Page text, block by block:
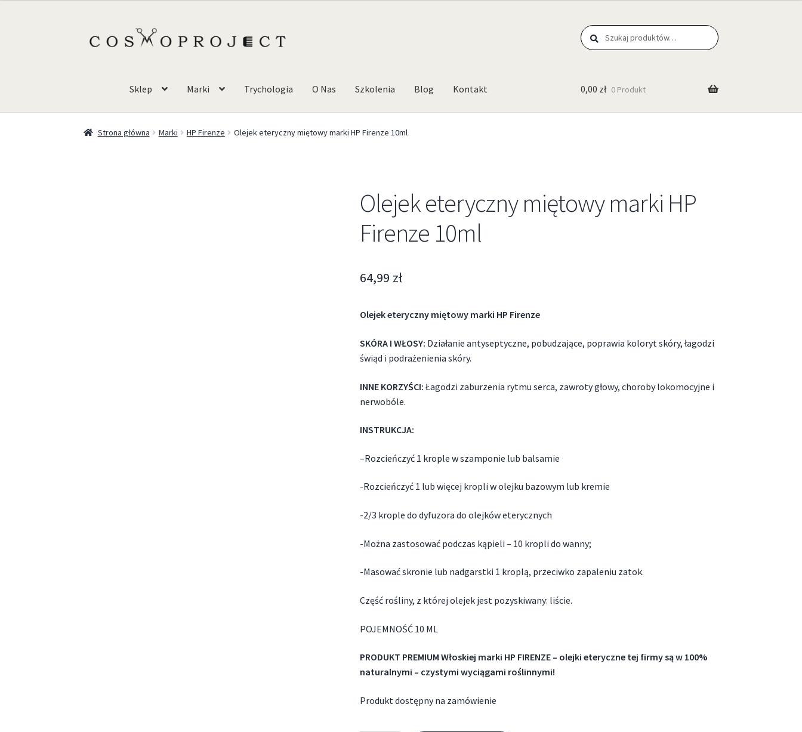
Szukaj
Sklep Marki Trychologia O Nas Szkolenia Blog Kontakt 0,00 zł 0 Produkt
Strona główna Marki HP Firenze Olejek eteryczny miętowy marki HP Firenze 10ml
Olejek eteryczny miętowy marki HP
Firenze 10ml
64,99 zł
Olejek eteryczny miętowy marki HP Firenze
SKÓRA I WŁOSY: Działanie antyseptyczne, pobudzające, poprawia koloryt skóry, łagodzi
świąd i podrażenienia skóry.
INNE KORZYŚCI: Łagodzi zaburzenia rytmu serca, zawroty głowy, choroby lokomocyjne i
nerwobóle.
INSTRUKCJA:
–Rozcieńczyć 1 krople w szamponie lub balsamie
-Rozcieńczyć 1 lub więcej kropli w olejku bazowym lub kremie
-2/3 krople do dyfuzora do olejków eterycznych
-Można zastosować podczas kąpieli – 10 kropli do wanny;
-Masować skronie lub nadgarstki 1 kroplą, przeciwko zapaleniu zatok.
Część rośliny, z której olejek jest pozyskiwany: liście.
POJEMNOŚĆ 10 ML
PRODUKT PREMIUM Włoskiej marki HP FIRENZE – olejki eteryczne tej firmy są w 100%
naturalnymi – czystymi wyciągami roślinnymi!
Produkt dostępny na zamówienie